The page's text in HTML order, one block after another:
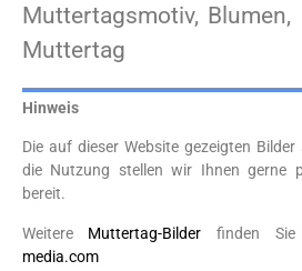
Muttertagsmotiv, Blumen,
Muttertag
Hinweis
Die auf dieser Website gezeigten
die Nutzung stellen wir Ihnen gerne
bereit.
Weitere Muttertag-Bilder finden
media.com